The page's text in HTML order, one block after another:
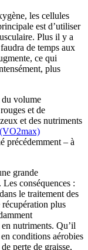
les cellules
est d’utiliser
Plus il y a
de temps aux
ce qui
plus
du volume
et de
et des nutriments
précédemment – à
grande
conséquences :
le traitement des
récupération plus
nutriments. Qu’il
conditions aérobies
perte de graisse,